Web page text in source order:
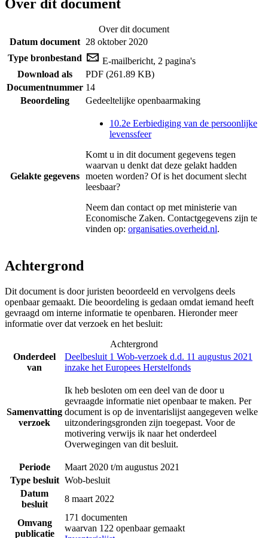
Over dit document
Over dit document
Datum document 28 oktober 2020
Type bronbestand
E-mailbericht, 2 pagina's
Download als
PDF (261.89 KB)
Documentnummer 14
Beoordeling
Gedeeltelijke openbaarmaking
Gelakte gegevens
10.2e Eerbiediging van de persoonlijke
levenssfeer
Komt u in dit document gegevens tegen
waarvan u denkt dat deze gelakt hadden
moeten worden? Of is het document slecht
leesbaar?
Neem dan contact op met ministerie van
Economische Zaken. Contactgegevens zijn te
vinden op: organisaties.overheid.nl.
Achtergrond
Dit document is door juristen beoordeeld en vervolgens deels
openbaar gemaakt. Die beoordeling is gedaan omdat iemand heeft
gevraagd om interne informatie te openbaren. Hieronder meer
informatie over dat verzoek en het besluit:
Achtergrond
Onderdeel
van
Deelbesluit 1 Wob-verzoek d.d. 11 augustus 2021
inzake het Europees Herstelfonds
Samenvatting
verzoek
Ik heb besloten om een deel van de door u
gevraagde informatie niet openbaar te maken. Per
document is op de inventarislijst aangegeven welke
uitzonderingsgronden zijn toegepast. Voor de
motivering verwijs ik naar het onderdeel
Overwegingen van dit besluit.
Periode
Maart 2020 t/m augustus 2021
Type besluit Wob-besluit
Datum
besluit
8 maart 2022
Omvang
publicatie
171 documenten
waarvan 122 openbaar gemaakt